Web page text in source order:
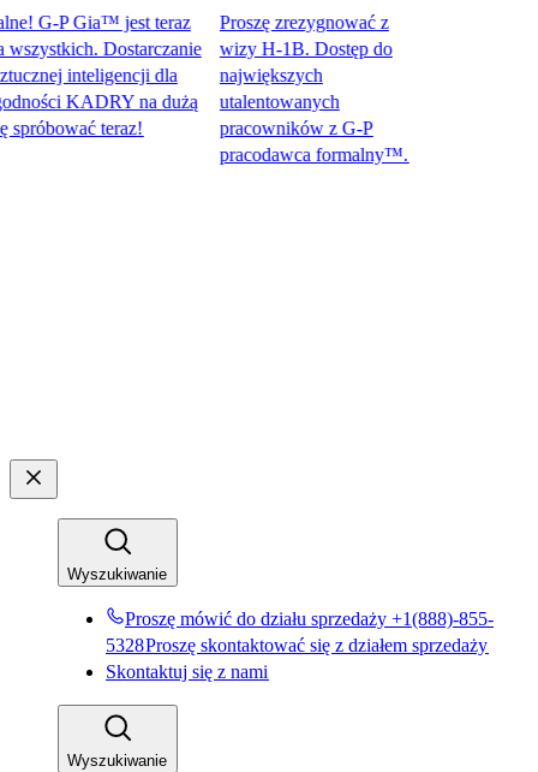
P Gia™ jest teraz
Dostarczanie
inteligencji dla
KADRY na dużą
teraz!​​
Proszę zrezygnować z
wizy H-1B. Dostęp do
największych
utalentowanych
pracowników z G-P
pracodawca formalny™.​​
Wyszukiwanie​​
Proszę mówić do działu sprzedaży +1(888)-855-
5328​​Proszę skontaktować się z działem sprzedaży​​
Skontaktuj się z nami​​
Wyszukiwanie​​